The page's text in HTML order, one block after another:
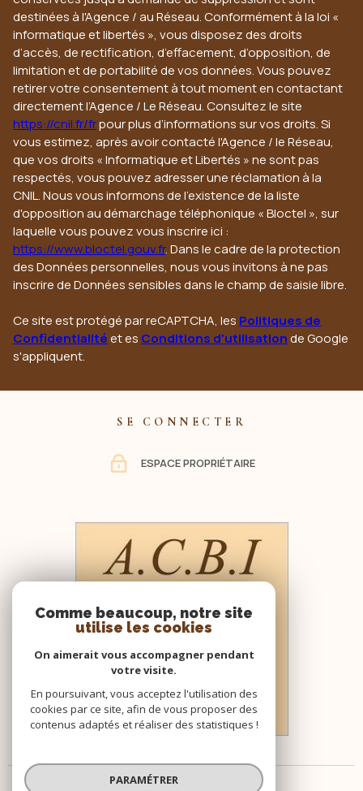
destinées à l'Agence / au Réseau. Conformément à la loi «
informatique et libertés », vous disposez des droits
d’accès, de rectification, d’effacement, d’opposition, de
limitation et de portabilité de vos données. Vous pouvez
retirer votre consentement à tout moment en contactant
directement l’Agence / Le Réseau. Consultez le site
https://cnil.fr/frpour plus d’informations sur vos droits. Si
vous estimez, après avoir contacté l'Agence / le Réseau,
que vos droits « Informatique et Libertés » ne sont pas
respectés, vous pouvez adresser une réclamation à la
CNIL. Nous vous informons de l’existence de la liste
d'opposition au démarchage téléphonique « Bloctel », sur
laquelle vous pouvez vous inscrire ici :
https://www.bloctel.gouv.fr. Dans le cadre de la protection
des Données personnelles, nous vous invitons à ne pas
inscrire de Données sensibles dans le champ de saisie libre.
Ce site est protégé par reCAPTCHA, les Politiques de
Confidentialitéet es Conditions d'utilisationde Google
s'appliquent.
SE CONNECTER
ESPACE PROPRIÉTAIRE
Comme beaucoup, notre site
utilise les cookies
On aimerait vous accompagner pendant
votre visite.
En poursuivant, vous acceptez l'utilisation des
cookies par ce site, afin de vous proposer des
contenus adaptés et réaliser des statistiques !
PARAMÉTRER